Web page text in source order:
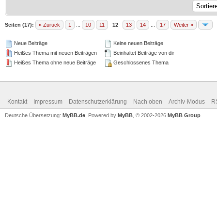
Seiten (17): « Zurück 1 10 11 12 13 14 17 Weiter »
Neue Beiträge
Heißes Thema mit neuen Beiträgen
Heißes Thema ohne neue Beiträge
Keine neuen Beiträge
Beinhaltet Beiträge von dir
Geschlossenes Thema
Kontakt Impressum Datenschutzerklärung Nach oben Archiv-Modus
Deutsche Übersetzung: MyBB.de , Powered by MyBB , © 2002-2026 MyBB Group